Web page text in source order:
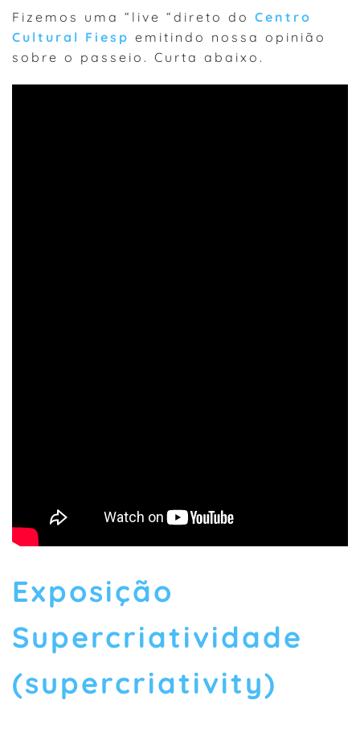
Fizemos uma “live “direto do Centro
Cultural Fiesp emitindo nossa opinião
sobre o passeio. Curta abaixo.
Exposição
Supercriatividade
(supercriativity)